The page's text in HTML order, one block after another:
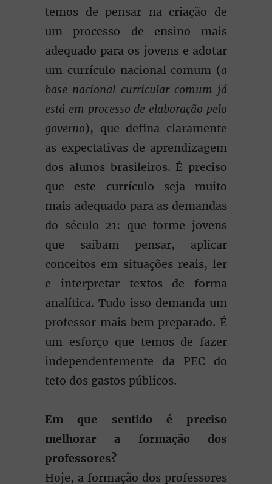
temos de pensar na criação de
um processo de ensino mais
adequado para os jovens e adotar
um currículo nacional comum (a
base nacional curricular comum já
está em processo de elaboração pelo
governo), que defina claramente
as expectativas de aprendizagem
dos alunos brasileiros. É preciso
que este currículo seja muito
mais adequado para as demandas
do século 21: que forme jovens
que saibam pensar, aplicar
conceitos em situações reais, ler
e interpretar textos de forma
analítica. Tudo isso demanda um
professor mais bem preparado. É
um esforço que temos de fazer
independentemente da PEC do
teto dos gastos públicos.
Em que sentido é preciso
melhorar a formação dos
professores?
Hoje, a formação dos professores